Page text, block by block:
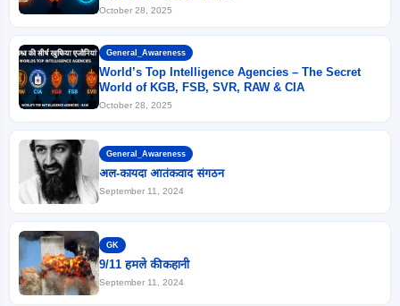
October 28, 2025
General_Awareness
World’s Top Intelligence Agencies – The Secret
World of KGB, FSB, SVR, RAW & CIA
October 28, 2025
General_Awareness
अल-कायदा आतंकवाद संगठन
September 11, 2024
GK
9/11 हमले की कहानी
September 11, 2024